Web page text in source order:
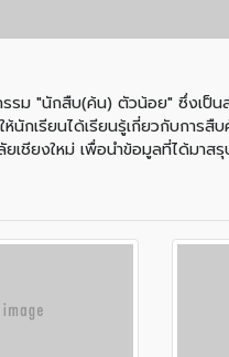
รรม "นักสืบ(ค้น) ตัวน้อย" ซึ่งเ
กเรียนได้เรียนรู้เกี่ยวกับการสื
ยงใหม่ เพื่อนำข้อมูลที่ได้มาสรุ